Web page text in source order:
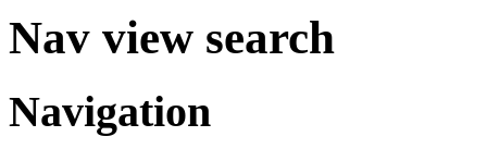
Nav view search
Navigation